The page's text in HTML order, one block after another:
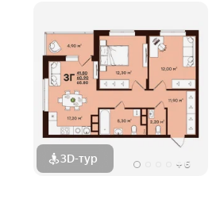
3D-тур + 6